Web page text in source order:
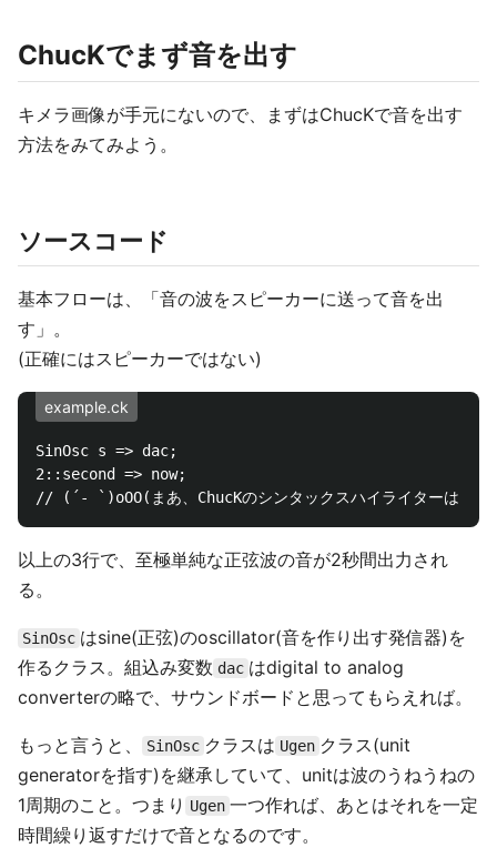
ChucKでまず音を出す
キメラ画像が手元にないので、まずはChucKで音を出す
方法をみてみよう。
ソースコード
基本フローは、「音の波をスピーカーに送って音を出
す」。
(正確にはスピーカーではない)
example.ck
SinOsc s => dac;
2::second => now;
以上の3行で、至極単純な正弦波の音が2秒間出力され
る。
SinOsc はsine(正弦)のoscillator(音を作り出す発信器)を
作るクラス。組込み変数 dac はdigital to analog
converterの略で、サウンドボードと思ってもらえれば。
もっと言うと、 SinOsc クラスは Ugen クラス(unit
generatorを指す)を継承していて、unitは波のうねうねの
1周期のこと。つまり Ugen 一つ作れば、あとはそれを一定
時間繰り返すだけで音となるのです。